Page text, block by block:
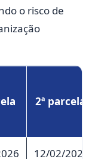
o risco de
2ª parcela
12/02/2026